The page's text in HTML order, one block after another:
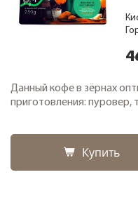
Данный кофе в зёрнах
приготовления: пуровер,
Купить